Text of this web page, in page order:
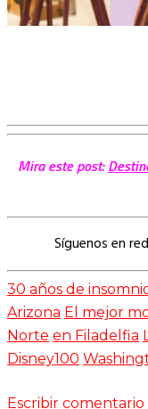
Mira este post:
Síguenos en
30 años de
Arizona El mejor
Norte en Filadelfia
Disney100
Escribir comentario